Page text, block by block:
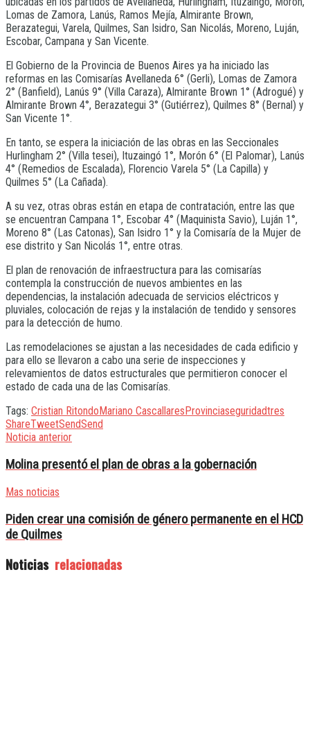
Lomas de Zamora, Lanús, Ramos Mejía, Almirante Brown,
Berazategui, Varela, Quilmes, San Isidro, San Nicolás, Moreno, Luján,
Escobar, Campana y San Vicente.
El Gobierno de la Provincia de Buenos Aires ya ha iniciado las
reformas en las Comisarías Avellaneda 6° (Gerli), Lomas de Zamora
2° (Banfield), Lanús 9° (Villa Caraza), Almirante Brown 1° (Adrogué) y
Almirante Brown 4°, Berazategui 3° (Gutiérrez), Quilmes 8° (Bernal) y
San Vicente 1°.
En tanto, se espera la iniciación de las obras en las Seccionales
Hurlingham 2° (Villa tesei), Ituzaingó 1°, Morón 6° (El Palomar), Lanús
4° (Remedios de Escalada), Florencio Varela 5° (La Capilla) y
Quilmes 5° (La Cañada).
A su vez, otras obras están en etapa de contratación, entre las que
se encuentran Campana 1°, Escobar 4° (Maquinista Savio), Luján 1°,
Moreno 8° (Las Catonas), San Isidro 1° y la Comisaría de la Mujer de
ese distrito y San Nicolás 1°, entre otras.
El plan de renovación de infraestructura para las comisarías
contempla la construcción de nuevos ambientes en las
dependencias, la instalación adecuada de servicios eléctricos y
pluviales, colocación de rejas y la instalación de tendido y sensores
para la detección de humo.
Las remodelaciones se ajustan a las necesidades de cada edificio y
para ello se llevaron a cabo una serie de inspecciones y
relevamientos de datos estructurales que permitieron conocer el
estado de cada una de las Comisarías.
Tags: Cristian Ritondo Mariano Cascallares Provinciaseguridadtres
ShareTweetSendSend
Noticia anterior
Molina presentó el plan de obras a la gobernación
Mas noticias
Piden crear una comisión de género permanente en el HCD
de Quilmes
Noticias relacionadas